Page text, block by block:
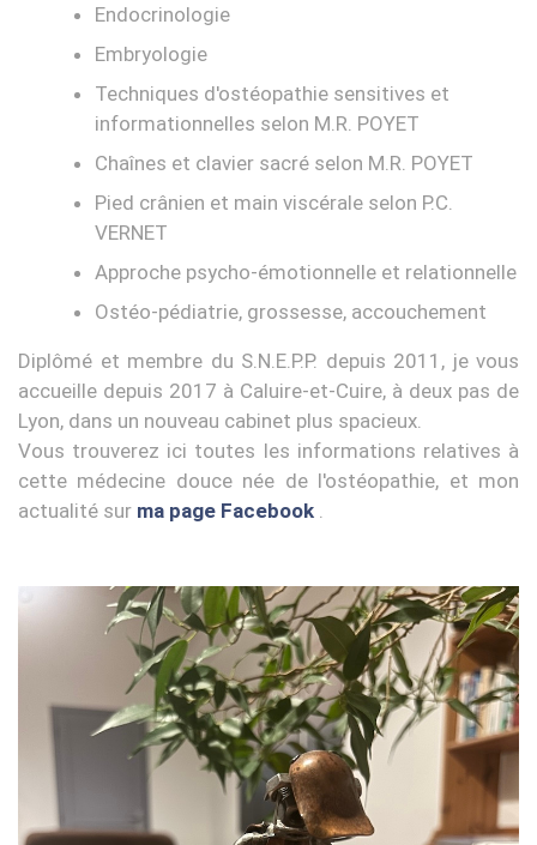
Endocrinologie
Embryologie
Techniques d'ostéopathie sensitives et
informationnelles selon M.R. POYET
Chaînes et clavier sacré selon M.R. POYET
Pied crânien et main viscérale selon P.C.
VERNET
Approche psycho-émotionnelle et relationnelle
Ostéo-pédiatrie, grossesse, accouchement
Diplômé et membre du S.N.E.P.P. depuis 2011, je vous
accueille depuis 2017 à Caluire-et-Cuire, à deux pas de
Lyon, dans un nouveau cabinet plus spacieux.
Vous trouverez ici toutes les informations relatives à
cette médecine douce née de l'ostéopathie, et mon
actualité sur ma page Facebook